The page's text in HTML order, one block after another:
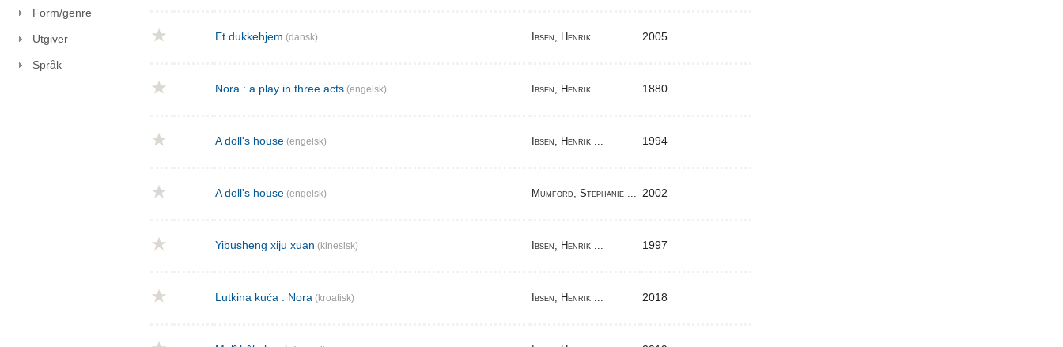
Form/genre
Utgiver
Språk
Et dukkehjem (dansk) Ibsen, Henrik ... 2005
Nora : a play in three acts (engelsk) Ibsen, Henrik ... 1880
A doll's house (engelsk) Ibsen, Henrik ... 1994
A doll's house (engelsk) Mumford, Stephanie ... 2002
Yibusheng xiju xuan (kinesisk) Ibsen, Henrik ... 1997
Lutkina kuća : Nora (kroatisk) Ibsen, Henrik ... 2018